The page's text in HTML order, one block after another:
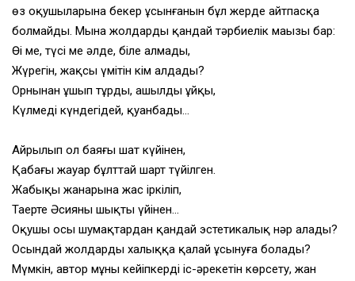
өз оқушыларына бекер ұсынғанын бұл жерде айтпасқа
болмайды. Мына жолдардың қандай тәрбиелік маңызы бар:
Өңі ме, түсі ме әлде, біле алмады,
Жүрегін, жақсы үмітін кім алдады?
Орнынан ұшып тұрды, ашылды ұйқы,
Күлмеді күндегідей, қуанбады…
Айрылып ол баяғы шат күйінен,
Қабағы жауар бұлттай шарт түйілген.
Жабыңқы жанарына жас іркіліп,
Таңертең Әсияның шықты үйінен…
Оқушы осы шумақтардан қандай эстетикалық нәр алады?
Осындай жолдарды халыққа қалай ұсынуға болады?
Мүмкін, автор мұны кейіпкердің іс-әрекетін көрсету, жан